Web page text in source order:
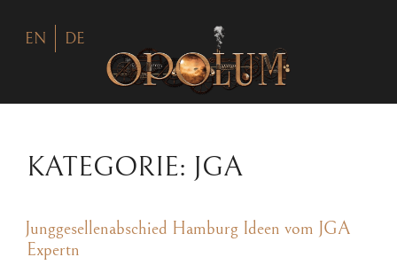
EN DE
KATEGORIE: JGA
Junggesellenabschied Hamburg Ideen vom JGA
Expertn